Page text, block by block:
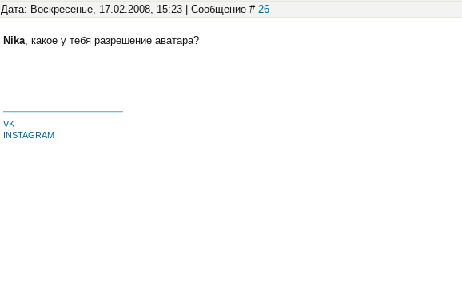
Дата: Воскресенье, 17.02.2008, 15:23 | Сообщение # 26
Nika, какое у тебя разрешение аватара?
VK
INSTAGRAM